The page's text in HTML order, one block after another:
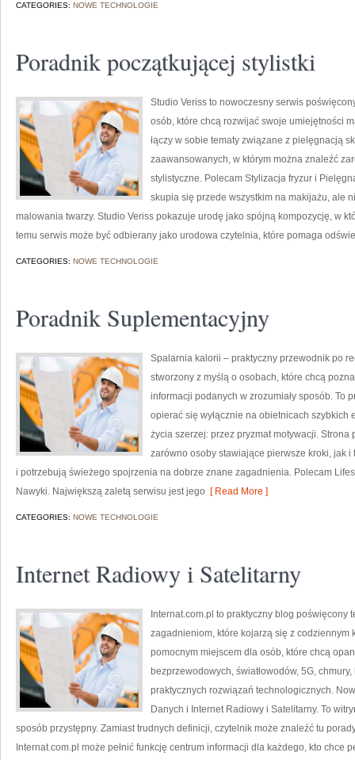
CATEGORIES: NOWE TECHNOLOGIE
Poradnik początkującej stylistki
Studio Veriss to nowoczesny serwis
osób, które chcą rozwijać swoje umiejętności
łączy w sobie tematy związane z pielęgnacją
zaawansowanych, w którym można znaleźć
stylistyczne. Polecam Stylizacja fryzur i
skupia się przede wszystkim na makijażu, ale
malowania twarzy. Studio Veriss pokazuje urodę jako spójną kompozycję, w
temu serwis może być odbierany jako urodowa czytelnia, które pomaga
CATEGORIES: NOWE TECHNOLOGIE
Poradnik Suplementacyjny
Spalarnia kalorii – praktyczny przewodnik po
stworzony z myślą o osobach, które chcą
informacji podanych w zrozumiały sposób. To
opierać się wyłącznie na obietnicach szybkich
życia szerzej: przez pryzmat motywacji.
zarówno osoby stawiające pierwsze kroki, jak
i potrzebują świeżego spojrzenia na dobrze znane zagadnienia. Polecam
Nawyki. Największą zaletą serwisu jest jego [ Read More ]
CATEGORIES: NOWE TECHNOLOGIE
Internet Radiowy i Satelitarny
Internat.com.pl to praktyczny blog poświęcony
zagadnieniom, które kojarzą się z codziennym
pomocnym miejscem dla osób, które chcą
bezprzewodowych, światłowodów, 5G,
praktycznych rozwiązań technologicznych.
Danych i Internet Radiowy i Satelitarny. To
sposób przystępny. Zamiast trudnych definicji, czytelnik może znaleźć tu
Internat.com.pl może pełnić funkcję centrum informacji dla każdego, kto chce